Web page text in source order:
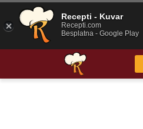
Recepti - Kuvar
Recepti.com
Besplatna - Google Play